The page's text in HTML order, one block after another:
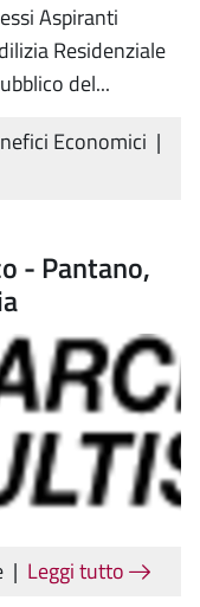
Aspiranti
Residenziale
del...
Economici |
- Pantano,
| Leggi tutto